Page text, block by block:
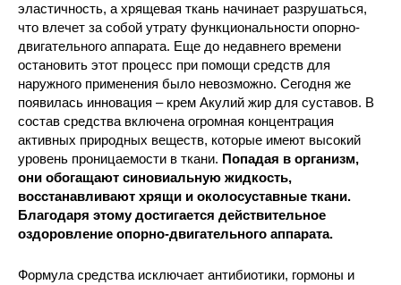
эластичность, а хрящевая ткань начинает разрушаться,
что влечет за собой утрату функциональности опорно-
двигательного аппарата. Еще до недавнего времени
остановить этот процесс при помощи средств для
наружного применения было невозможно. Сегодня же
появилась инновация – крем Акулий жир для суставов. В
состав средства включена огромная концентрация
активных природных веществ, которые имеют высокий
уровень проницаемости в ткани. Попадая в организм,
они обогащают синовиальную жидкость,
восстанавливают хрящи и околосуставные ткани.
Благодаря этому достигается действительное
оздоровление опорно-двигательного аппарата.
Формула средства исключает антибиотики, гормоны и